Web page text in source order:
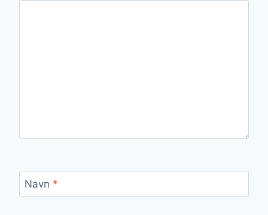
Navn *